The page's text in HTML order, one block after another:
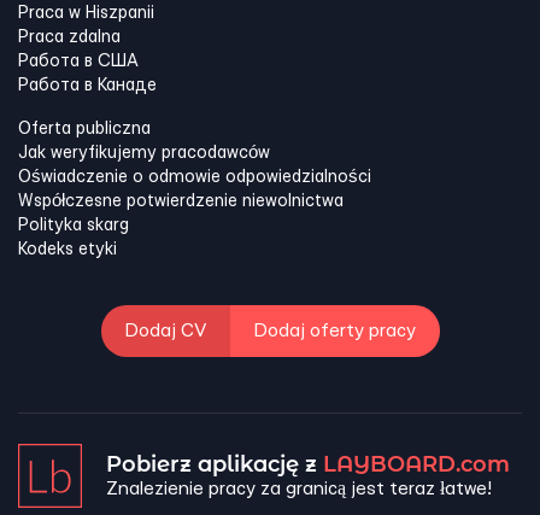
Praca w Hiszpanii
Praca zdalna
Работа в США
Работа в Канадe
Oferta publiczna
Jak weryfikujemy pracodawców
Oświadczenie o odmowie odpowiedzialności
Współczesne potwierdzenie niewolnictwa
Polityka skarg
Kodeks etyki
Dodaj CV Dodaj oferty pracy
Pobierz aplikację z LAYBOARD.com
Znalezienie pracy za granicą jest teraz łatwe!